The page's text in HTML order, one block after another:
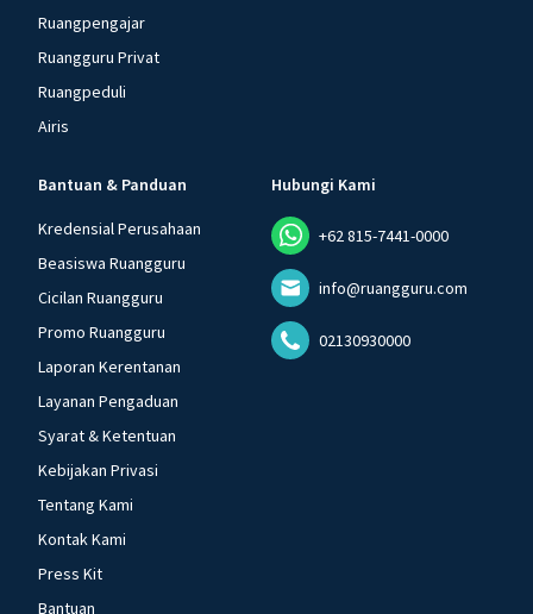
Ruangpengajar
Ruangguru Privat
Ruangpeduli
Airis
Bantuan & Panduan
Kredensial Perusahaan
Beasiswa Ruangguru
Cicilan Ruangguru
Promo Ruangguru
Laporan Kerentanan
Layanan Pengaduan
Syarat & Ketentuan
Kebijakan Privasi
Tentang Kami
Kontak Kami
Press Kit
Bantuan
Hubungi Kami
+62 815-7441-0000
info@ruangguru.com
02130930000